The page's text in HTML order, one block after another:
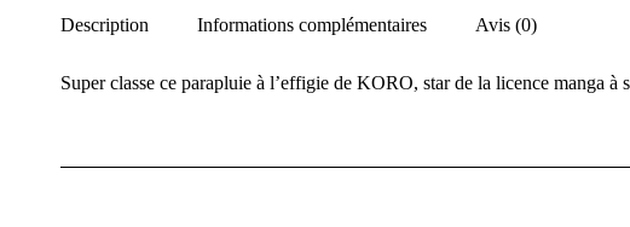
Description Informations complémentaires Avis (0)
Super classe ce parapluie à l’effigie de KORO, star de la licence